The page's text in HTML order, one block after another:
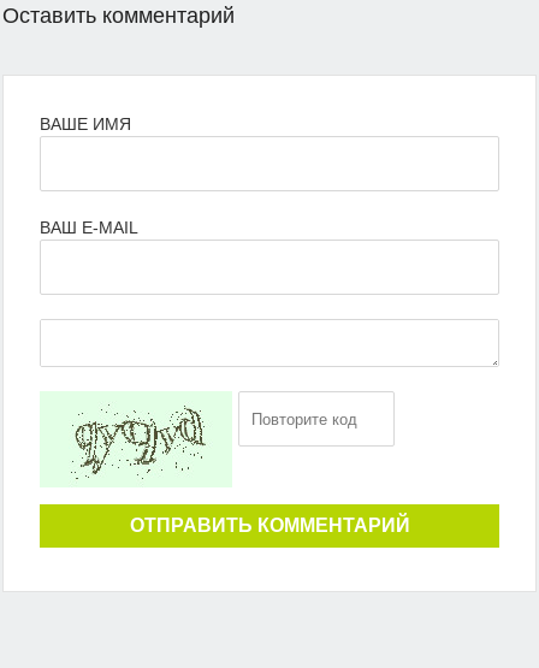
Оставить комментарий
ВАШЕ ИМЯ
ВАШ E-MAIL
ОТПРАВИТЬ КОММЕНТАРИЙ